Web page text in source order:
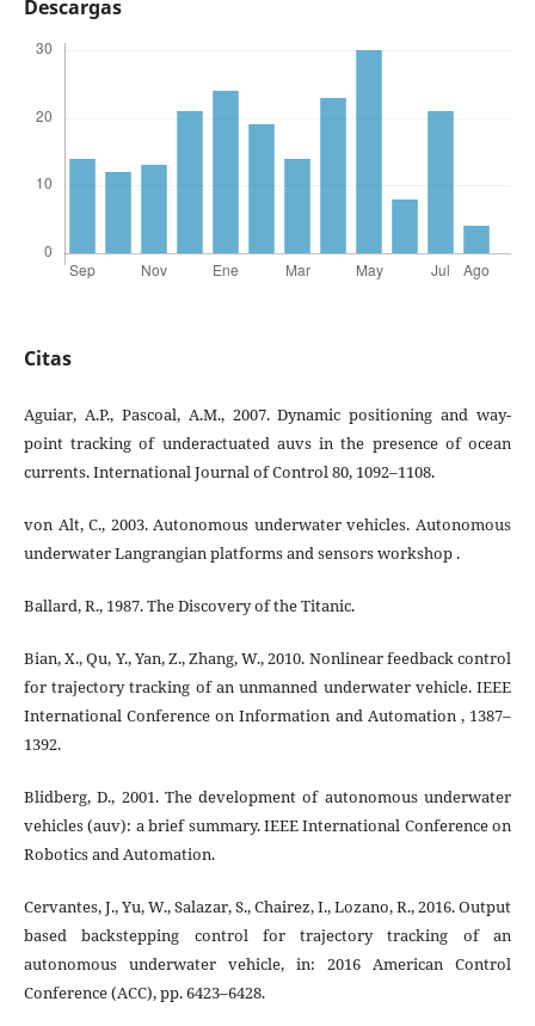
Descargas
Citas
Aguiar, A.P., Pascoal, A.M., 2007. Dynamic positioning and way-
point tracking of underactuated auvs in the presence of ocean
currents. International Journal of Control 80, 1092–1108.
von Alt, C., 2003. Autonomous underwater vehicles. Autonomous
underwater Langrangian platforms and sensors workshop .
Ballard, R., 1987. The Discovery of the Titanic.
Bian, X., Qu, Y., Yan, Z., Zhang, W., 2010. Nonlinear feedback control
for trajectory tracking of an unmanned underwater vehicle. IEEE
International Conference on Information and Automation , 1387–
1392.
Blidberg, D., 2001. The development of autonomous underwater
vehicles (auv): a brief summary. IEEE International Conference on
Robotics and Automation.
Cervantes, J., Yu, W., Salazar, S., Chairez, I., Lozano, R., 2016. Output
based backstepping control for trajectory tracking of an
autonomous underwater vehicle, in: 2016 American Control
Conference (ACC), pp. 6423–6428.